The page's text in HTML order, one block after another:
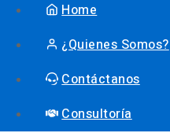
Home
¿Quienes Somos?
Contáctanos
Consultoría